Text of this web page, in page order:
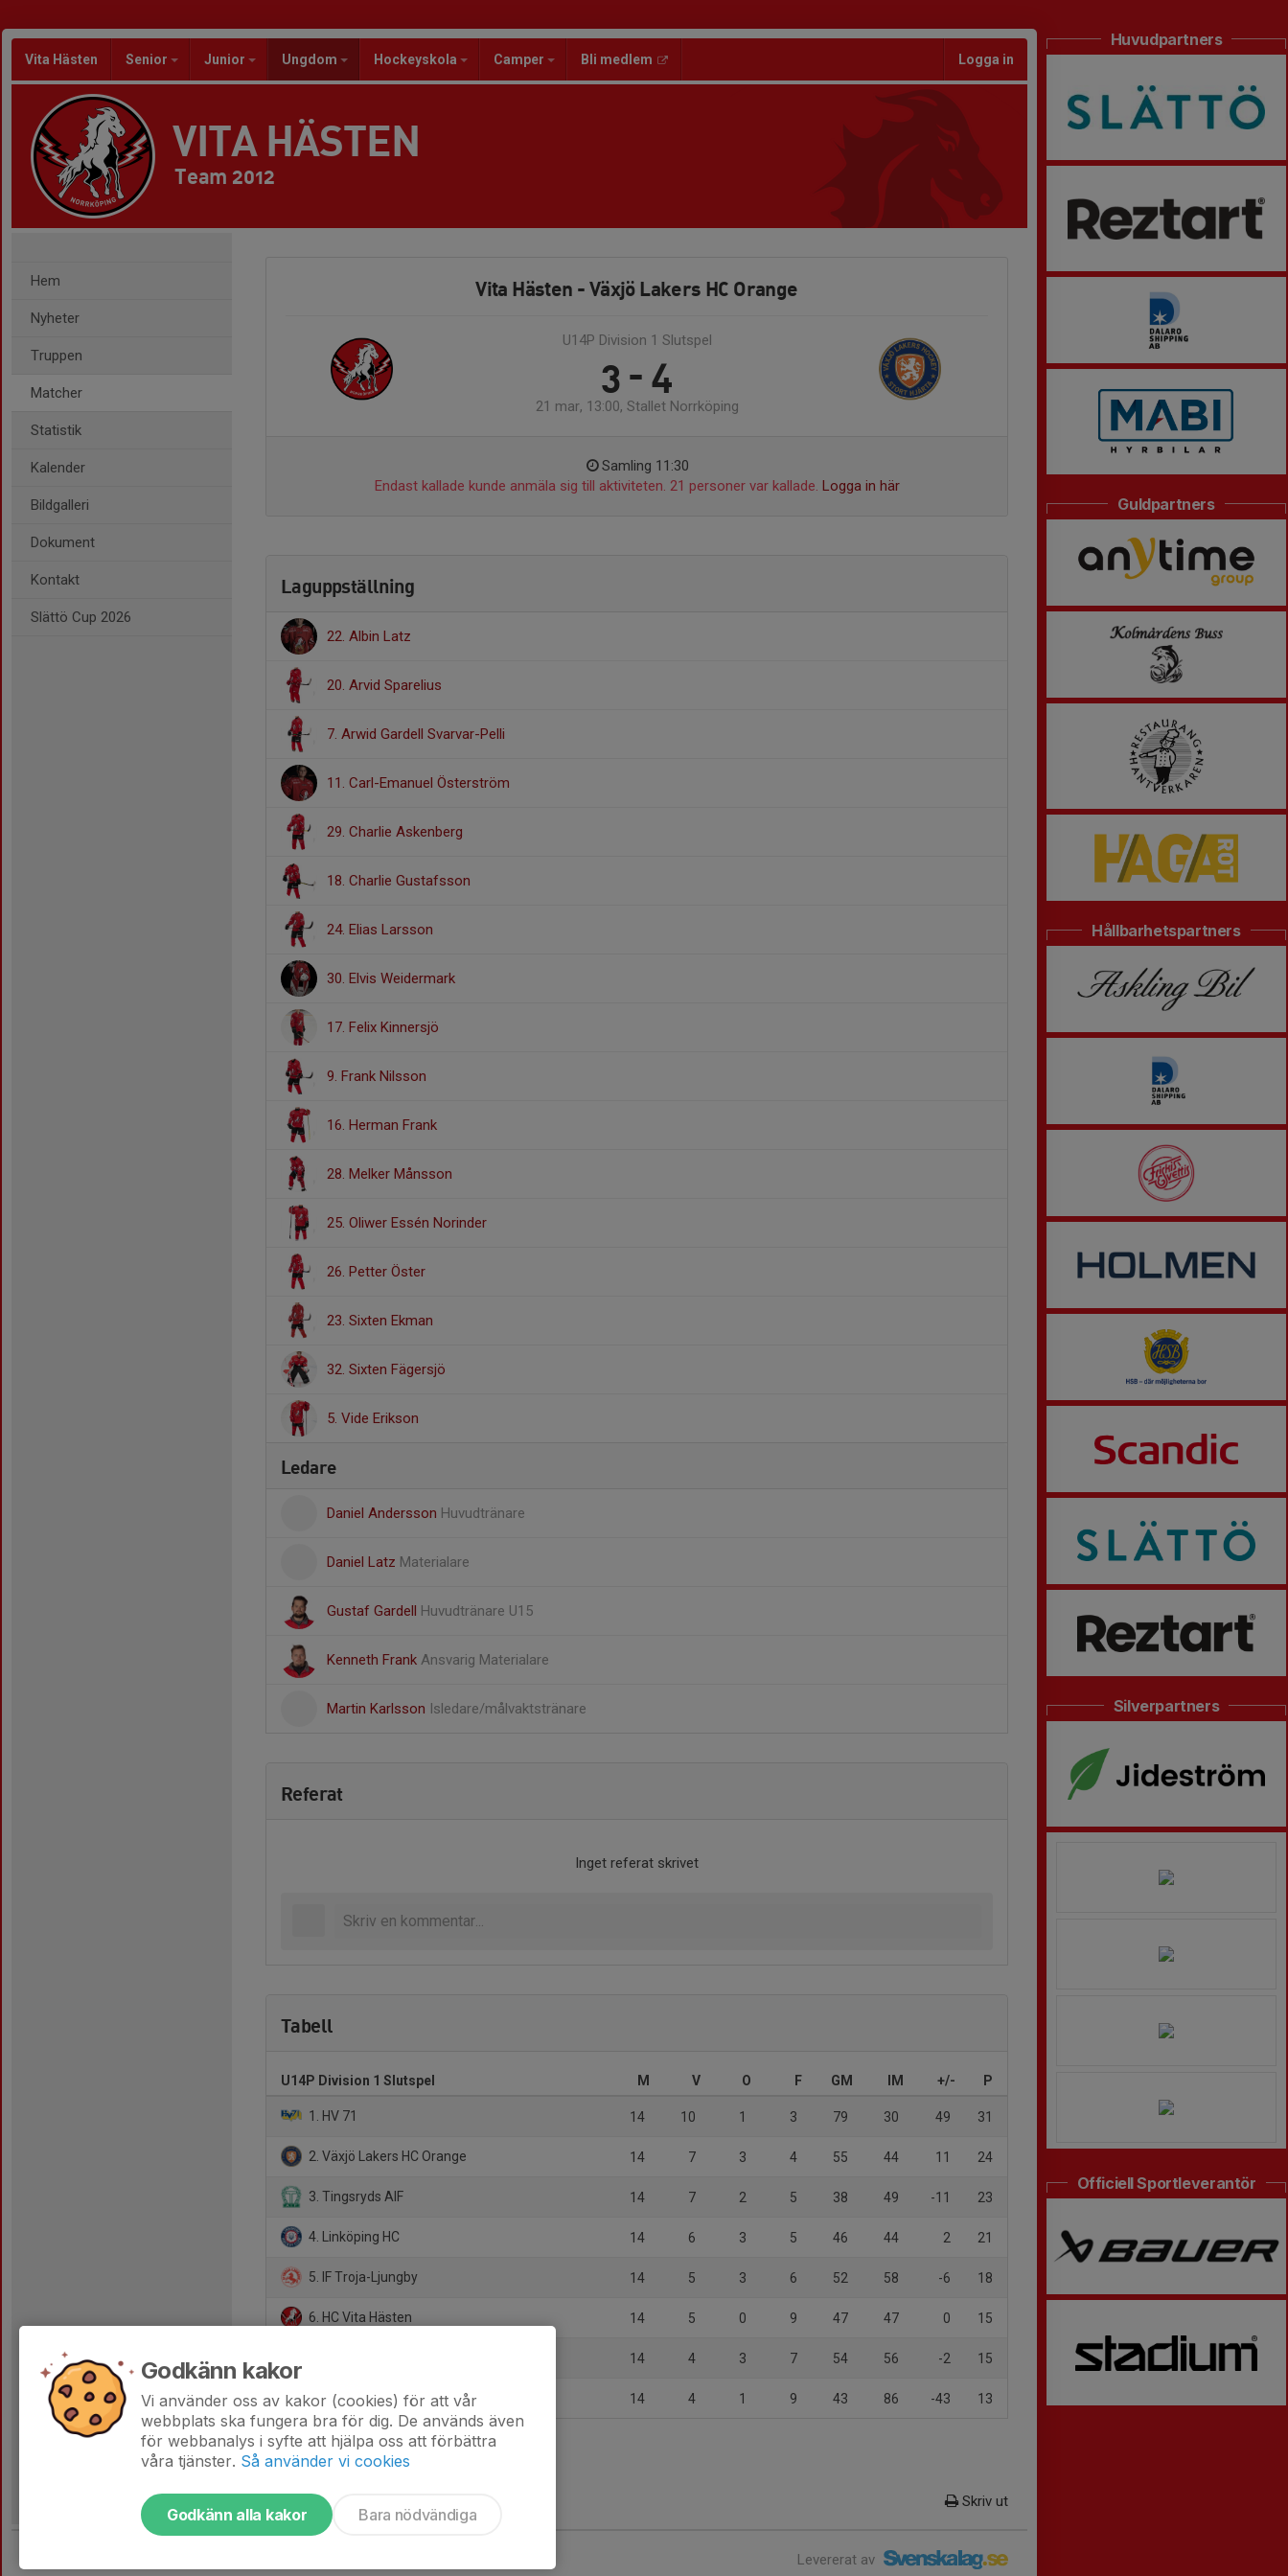
Vita Hästen Senior Junior Ungdom Hockeyskola Camper Bli medlem Logga in
VITA HÄSTEN
Team 2012
Hem
Nyheter
Truppen
Matcher
Statistik
Kalender
Bildgalleri
Dokument
Kontakt
Slättö Cup 2026
Vita Hästen - Växjö Lakers HC Orange
U14P Division 1 Slutspel
3 - 4
21 mar, 13:00, Stallet Norrköping
Samling 11:30
Endast kallade kunde anmäla sig till aktiviteten. 21 personer var kallade. Logga in här
Laguppställning
22. Albin Latz
20. Arvid Sparelius
7. Arwid Gardell Svarvar-Pelli
11. Carl-Emanuel Österström
29. Charlie Askenberg
18. Charlie Gustafsson
24. Elias Larsson
30. Elvis Weidermark
17. Felix Kinnersjö
9. Frank Nilsson
16. Herman Frank
28. Melker Månsson
25. Oliwer Essén Norinder
26. Petter Öster
23. Sixten Ekman
32. Sixten Fägersjö
5. Vide Erikson
Ledare
Daniel Andersson Huvudtränare
Daniel Latz Materialare
Gustaf Gardell Huvudtränare U15
Kenneth Frank Ansvarig Materialare
Martin Karlsson Isledare/målvaktstränare
Referat
Inget referat skrivet
Tabell
U14P Division 1 Slutspel M V O F GM IM +/- P
1. HV 71 14 10 1 3 79 30 49 31
2. Växjö Lakers HC Orange 14 7 3 4 55 44 11 24
3. Tingsryds AIF 14 7 2 5 38 49 -11 23
4. Linköping HC 14 6 3 5 46 44 2 21
5. IF Troja-Ljungby 14 5 3 6 52 58 -6 18
6. HC Vita Hästen 14 5 0 9 47 47 0 15
14 4 3 7 54 56 -2 15
8. IK Oskarshamn 14 4 1 9 43 86 -43 13
Skriv ut
Levererat av
Huvudpartners
Guldpartners
Hållbarhetspartners
Silverpartners
Officiell Sportleverantör
Godkänn kakor
Vi använder oss av kakor (cookies) för att vår
webbplats ska fungera bra för dig. De används även
för webbanalys i syfte att hjälpa oss att förbättra
våra tjänster. Så använder vi cookies
Godkänn alla kakor Bara nödvändiga